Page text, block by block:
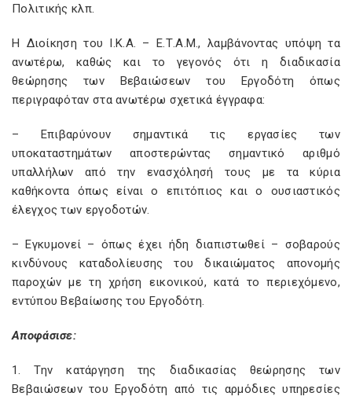
Πολιτικής κλπ.
Η Διοίκηση του Ι.Κ.Α. – Ε.Τ.Α.Μ., λαμβάνοντας υπόψη τα
ανωτέρω, καθώς και το γεγονός ότι η διαδικασία
θεώρησης των Βεβαιώσεων του Εργοδότη όπως
περιγραφόταν στα ανωτέρω σχετικά έγγραφα:
– Επιβαρύνουν σημαντικά τις εργασίες των
υποκαταστημάτων αποστερώντας σημαντικό αριθμό
υπαλλήλων από την ενασχόλησή τους με τα κύρια
καθήκοντα όπως είναι ο επιτόπιος και ο ουσιαστικός
έλεγχος των εργοδοτών.
– Εγκυμονεί – όπως έχει ήδη διαπιστωθεί – σοβαρούς
κινδύνους καταδολίευσης του δικαιώματος απονομής
παροχών με τη χρήση εικονικού, κατά το περιεχόμενο,
εντύπου Βεβαίωσης του Εργοδότη.
Αποφάσισε:
1. Την κατάργηση της διαδικασίας θεώρησης των
Βεβαιώσεων του Εργοδότη από τις αρμόδιες υπηρεσίες